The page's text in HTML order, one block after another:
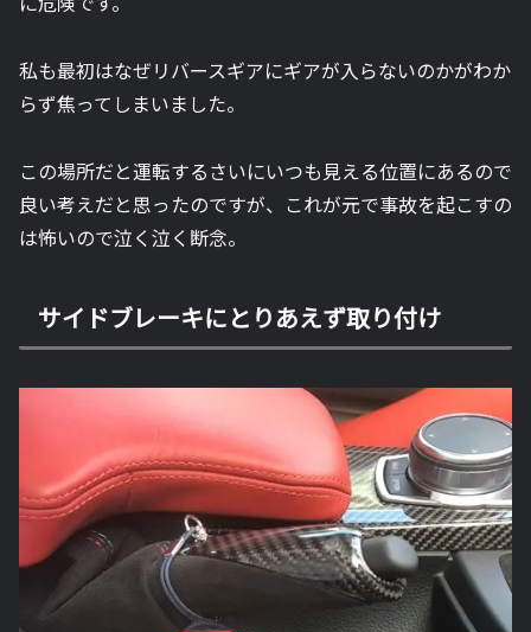
私も最初はなぜリバースギアにギアが入らないのかがわか
らず焦ってしまいました。
この場所だと運転するさいにいつも見える位置にあるので
良い考えだと思ったのですが、これが元で事故を起こすの
は怖いので泣く泣く断念。
サイドブレーキにとりあえず取り付け